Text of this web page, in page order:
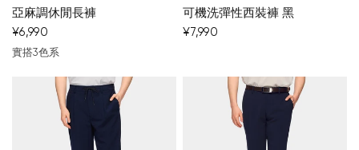
亞麻調休閒長褲
¥6,990
濃灰 米色棕色
實搭3色系
可機洗彈性西裝褲 黑
¥7,990